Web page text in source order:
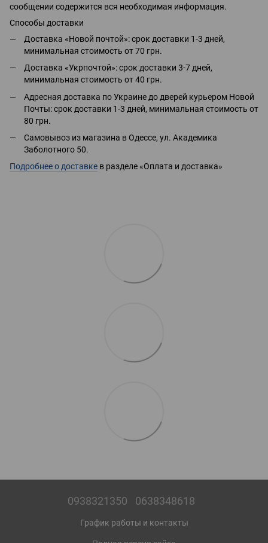
сообщении содержится вся необходимая информация.
Способы доставки
Доставка «Новой почтой»: срок доставки 1-3 дней,
минимальная стоимость от 70 грн.
Доставка «Укрпочтой»: срок доставки 3-7 дней,
минимальная стоимость от 40 грн.
Адресная доставка по Украине до дверей курьером Новой
Почты: срок доставки 1-3 дней, минимальная стоимость от
80 грн.
Самовывоз из магазина в Одессе, ул. Академика
Заболотного 50.
Подробнее о доставке в разделе «Оплата и доставка»
0938321350 0638348618
График работы и контакты